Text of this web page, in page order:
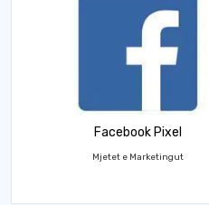
Facebook Pixel
Mjetet e Marketingut